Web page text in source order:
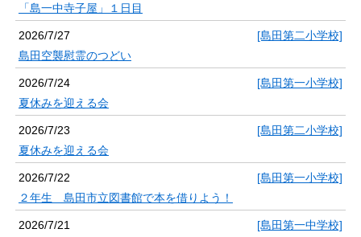
「島一中寺子屋」１日目
2026/7/27
[島田第二小学校]
島田空襲慰霊のつどい
2026/7/24
[島田第一小学校]
夏休みを迎える会
2026/7/23
[島田第二小学校]
夏休みを迎える会
2026/7/22
[島田第一小学校]
２年生 島田市立図書館で本を借りよう！
2026/7/21
[島田第一中学校]